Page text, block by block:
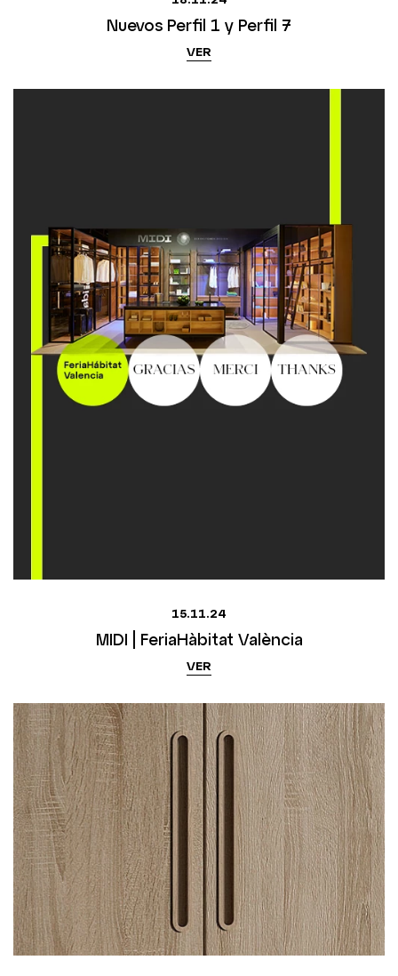
Nuevos Perfil 1 y Perfil 7
VER
15.11.24
MIDI | FeriaHàbitat València
VER